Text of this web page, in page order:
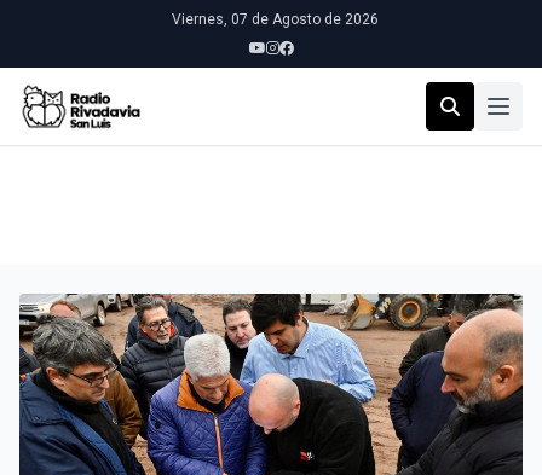
Viernes, 07 de Agosto de 2026